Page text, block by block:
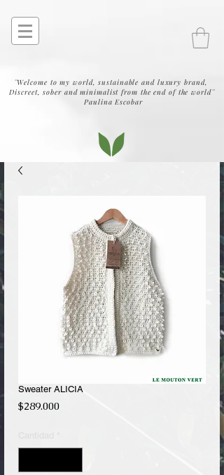
¨Welcome to my world, sustainable and luxury brand,
Discreet, sober and minimalist from the end of the world¨
Paulina Escobar
Sweater ALICIA
$289.000